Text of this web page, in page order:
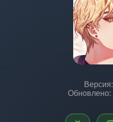
Версия:
Обновлено: